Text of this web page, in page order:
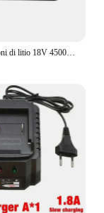
Batteria agli ioni di litio 18V 4500mAh per batterie di ricambio Makita BL1813G BL1811G BL1815G HP457D DF457D 196366-5 utensili elettrici